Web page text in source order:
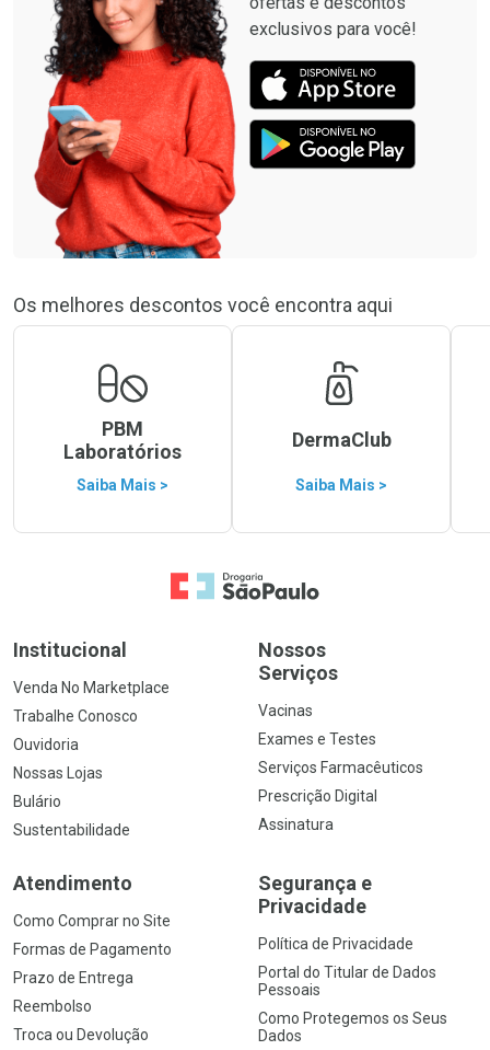
exclusivos para você!
Os melhores descontos você encontra aqui
PBM
Laboratórios
Saiba Mais >
DermaClub
Saiba Mais >
Ir para a Home
Institucional
Venda No Marketplace
Trabalhe Conosco
Ouvidoria
Nossas Lojas
Bulário
Sustentabilidade
Nossos
Serviços
Vacinas
Exames e Testes
Serviços Farmacêuticos
Prescrição Digital
Assinatura
Atendimento
Como Comprar no Site
Formas de Pagamento
Prazo de Entrega
Reembolso
Troca ou Devolução
Segurança e
Privacidade
Política de Privacidade
Portal do Titular de Dados
Pessoais
Como Protegemos os Seus
Dados